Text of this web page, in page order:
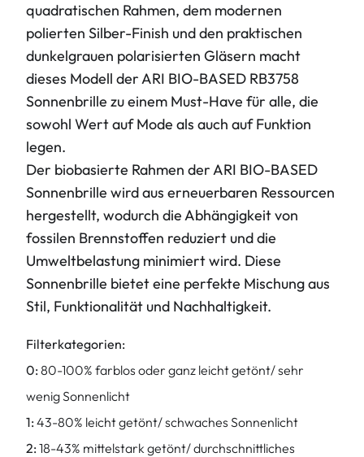
quadratischen Rahmen, dem modernen
polierten Silber-Finish und den praktischen
dunkelgrauen polarisierten Gläsern macht
dieses Modell der ARI BIO-BASED RB3758
Sonnenbrille zu einem Must-Have für alle, die
sowohl Wert auf Mode als auch auf Funktion
legen.
Der biobasierte Rahmen der ARI BIO-BASED
Sonnenbrille wird aus erneuerbaren Ressourcen
hergestellt, wodurch die Abhängigkeit von
fossilen Brennstoffen reduziert und die
Umweltbelastung minimiert wird. Diese
Sonnenbrille bietet eine perfekte Mischung aus
Stil, Funktionalität und Nachhaltigkeit.
Filterkategorien:
0: 80-100% farblos oder ganz leicht getönt/ sehr
wenig Sonnenlicht
1: 43-80% leicht getönt/ schwaches Sonnenlicht
2: 18-43% mittelstark getönt/ durchschnittliches